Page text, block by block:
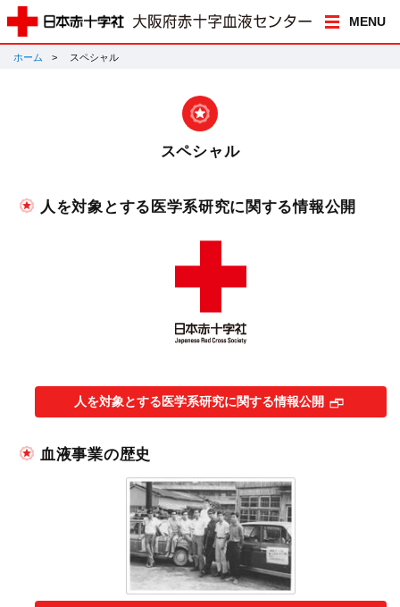
MENU
ホーム スペシャル
スペシャル
人を対象とする医学系研究に関する情報公開
人を対象とする医学系研究に関する情報公開
血液事業の歴史